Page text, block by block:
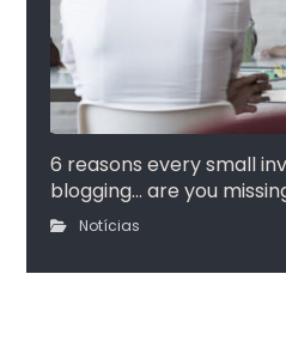
6 reasons every small
blogging… are you
Notícias